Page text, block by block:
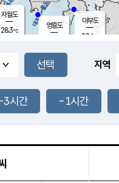
풍도
1.6m/s
영흥도
자월도
28.3℃
대부도
29.6
지역
3시간 -1시간